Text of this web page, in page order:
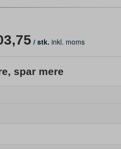
/ stk. inkl. moms
spar mere